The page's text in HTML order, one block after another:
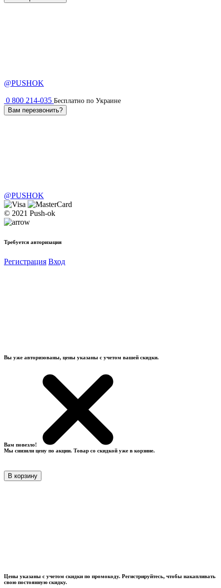
@PUSHOK
0 800 214-035 Бесплатно по Украине
Вам перезвонить?
@PUSHOK
© 2021 Push-ok
Требуется авторизация
Регистрация Вход
Вы уже авторизованы, цены указаны с учетом вашей скидки.
Вам повезло!
Мы снизили цену по акции. Товар со скидкой уже в корзине.
В корзину
Цены указаны с учетом скидки по промокоду. Регистрируйтесь, чтобы накапливать
свою постоянную скидку.